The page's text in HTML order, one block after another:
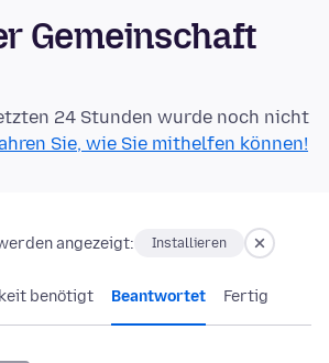
Gemeinschaft
24 Stunden wurde noch nicht
Sie, wie Sie mithelfen können!
angezeigt: Installieren
benötigt Beantwortet Fertig